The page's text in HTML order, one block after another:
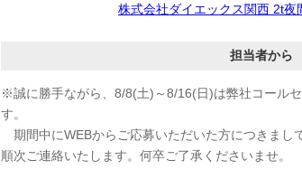
株式会社ダイエックス関西 2t夜
担当者から
※誠に勝手ながら、8/8(土)～8/16(日)は弊社コール
す。
期間中にWEBからご応募いただいた方につきまし
順次ご連絡いたします。何卒ご了承くださいませ。